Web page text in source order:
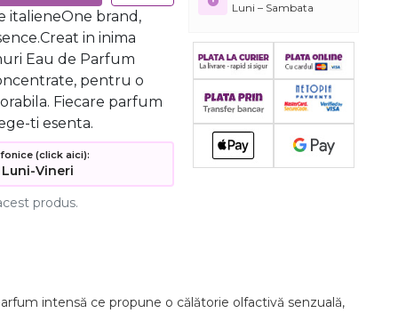
italieneOne brand,
in inima
Eau de Parfum
pentru o
Fiecare parfum
ti esenta.
(click aici):
Vineri
produs.
Luni – Sambata
intensă ce propune o călătorie olfactivă senzuală,